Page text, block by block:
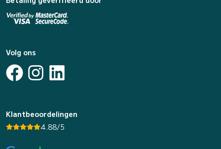
Volg ons
Klantbeoordelingen
4.88/5